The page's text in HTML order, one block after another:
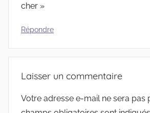
cher »
Répondre
Laisser un commentaire
Votre adresse e-mail ne sera pas